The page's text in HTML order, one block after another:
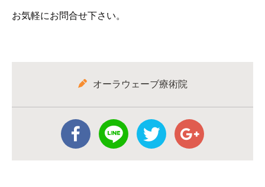
お気軽にお問合せ下さい。
オーラウェーブ療術院